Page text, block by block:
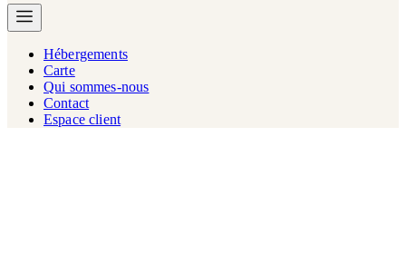
Hébergements
Carte
Qui sommes-nous
Contact
Espace client